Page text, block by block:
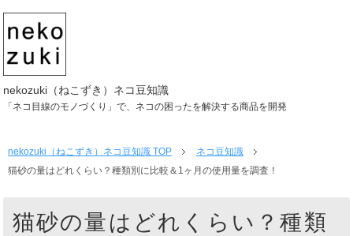
nekozuki（ねこずき）ネコ豆知識
「ネコ目線のモノづくり」で、ネコの困ったを解決する商品を開発
nekozuki（ねこずき）ネコ豆知識 TOP
ネコ豆知識
猫砂の量はどれくらい？種類別に比較＆1ヶ月の使用量を調査！
猫砂の量はどれくらい？種類